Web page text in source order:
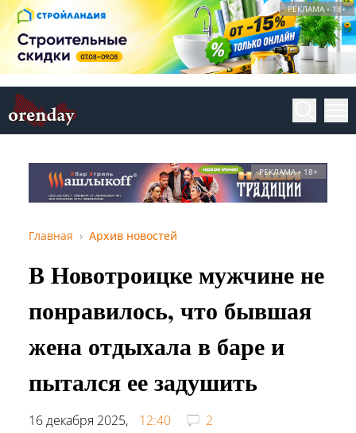
РЕКЛАМА • 18+
РЕКЛАМА • 18+
Главная Архив новостей
В Новотроицке мужчине не
понравилось, что бывшая
жена отдыхала в баре и
пытался ее задушить
16 декабря 2025, 12:40
2